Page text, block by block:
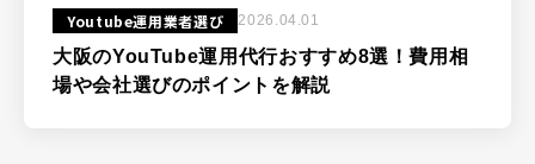
Youtube運用業者選び 2026.04.01
大阪のYouTube運用代行おすすめ8選！費用相
場や会社選びのポイントを解説